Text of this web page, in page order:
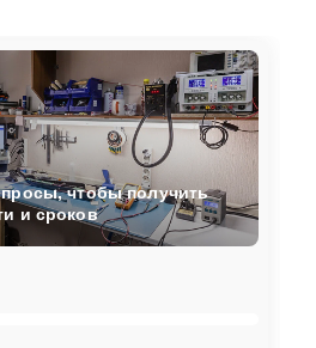
чтобы получить
и сроков